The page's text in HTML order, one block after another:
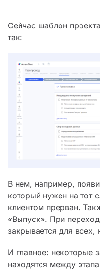
Сейчас шаблон
так:
В нем, например,
который нужен на тот
клиентом прерван.
«Выпуск». При
закрывается для всех,
И главное: некоторые
находятся между